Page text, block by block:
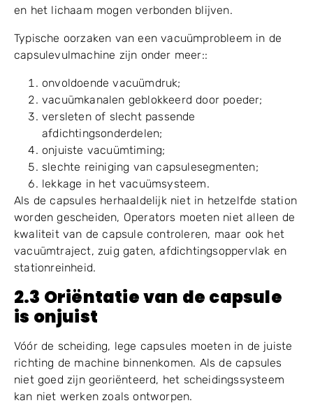
Vacuüm is een van de belangrijkste factoren bij het
machine heeft voldoende zuigkracht nodig om het
capsulelichaam van de dop weg te trekken. Als het
en het lichaam mogen verbonden blijven.
Typische oorzaken van een vacuümprobleem in de
capsulevulmachine zijn onder meer::
onvoldoende vacuümdruk;
vacuümkanalen geblokkeerd door poeder;
versleten of slecht passende
afdichtingsonderdelen;
onjuiste vacuümtiming;
slechte reiniging van capsulesegmenten;
lekkage in het vacuümsysteem.
worden gescheiden, Operators moeten niet alleen de
kwaliteit van de capsule controleren, maar ook het
vacuümtraject, zuig gaten, afdichtingsoppervlak en
stationreinheid.
2.3 Oriëntatie van de capsule
is onjuist